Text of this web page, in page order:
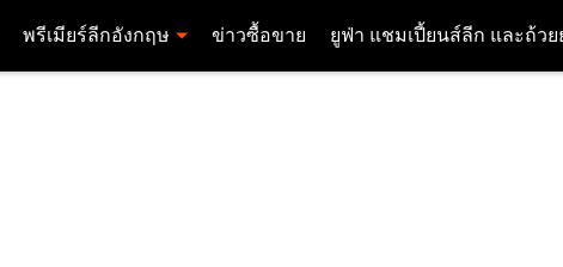
พรีเมียร์ลีกอังกฤษ ข่าวซื้อขาย ยูฟ่า แชมเปี้ยนส์ลีก และถ้ว